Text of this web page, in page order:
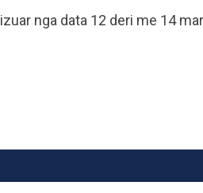
nga data 12 deri me 14